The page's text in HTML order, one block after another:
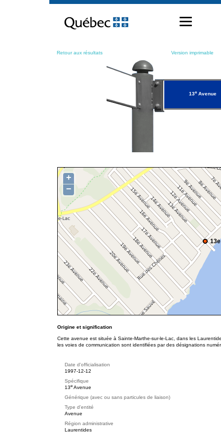
contenu
Retour aux résultats Version imprimable
13eAvenue
+
−
Origine et signification
Cette avenue est située à Sainte-Marthe-sur-le-Lac, dans les
les voies de communication sont identifiées par des désignations
Date d'officialisation
1997-12-12
Spécifique
13e Avenue
Générique (avec ou sans particules de liaison)
Type d'entité
Avenue
Région administrative
Laurentides